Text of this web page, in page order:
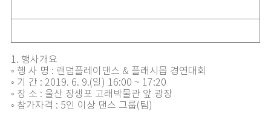
1. 행사개요
◦ 행 사 명 : 랜덤플레이댄스 & 플래시몹 경연대회
◦ 기 간 : 2019. 6. 9.(일) 16:00 ~ 17:20
◦ 장 소 : 울산 장생포 고래박물관 앞 광장
◦ 참가자격 : 5인 이상 댄스 그룹(팀)